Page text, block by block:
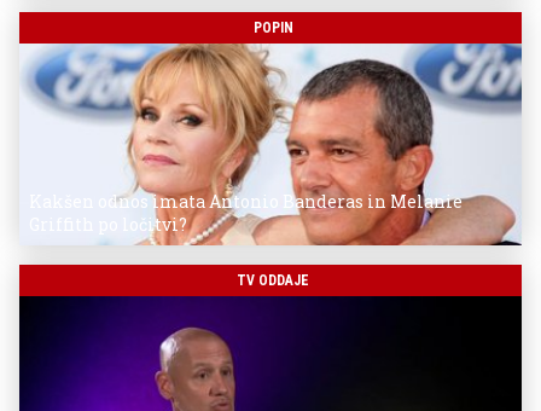
POPIN
Kakšen odnos imata Antonio Banderas in Melanie
Griffith po ločitvi?
TV ODDAJE